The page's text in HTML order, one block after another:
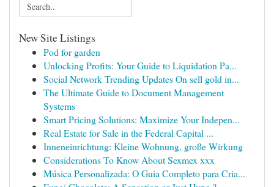
New Site Listings
Pod for garden
Unlocking Profits: Your Guide to Liquidation Pa...
Social Network Trending Updates On sell gold in...
The Ultimate Guide to Document Management
Systems
Smart Pricing Solutions: Maximize Your Indepen...
Real Estate for Sale in the Federal Capital ...
Inneneinrichtung: Kleine Wohnung, große Wirkung
Considerations To Know About Sexmex xxx
Música Personalizada: O Guia Completo para Cria...